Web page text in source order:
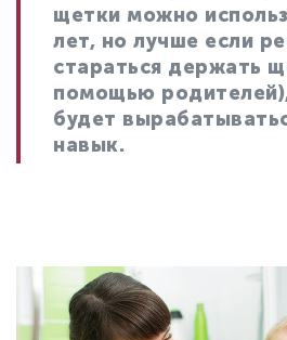
щетки можно
лет, но лучше если
стараться держать
помощью
будет
навык.